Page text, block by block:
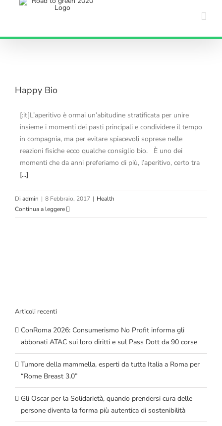
Happy Bio
[:it]L’aperitivo è ormai un’abitudine stratificata per unire
insieme i momenti dei pasti principali e condividere il tempo
in compagnia, ma per evitare spiacevoli soprese nelle
reazioni fisiche ecco qualche consiglio bio. È uno dei
momenti che da anni preferiamo di più, l’aperitivo, certo tra
[...]
Di admin | 8 Febbraio, 2017 | Health
Continua a leggere
Articoli recenti
ConRoma 2026: Consumerismo No Profit informa gli
abbonati ATAC sui loro diritti e sul Pass Dott da 90 corse
Tumore della mammella, esperti da tutta Italia a Roma per
“Rome Breast 3.0”
Gli Oscar per la Solidarietà, quando prendersi cura delle
persone diventa la forma più autentica di sostenibilità